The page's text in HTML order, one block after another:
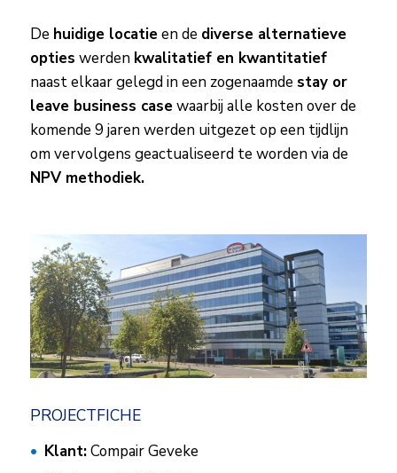
De huidige locatieen de diverse alternatieve
opties werden kwalitatief en kwantitatief
naast elkaar gelegd in een zogenaamde stay or
leave business casewaarbij alle kosten over de
komende 9 jaren werden uitgezet op een tijdlijn
om vervolgens geactualiseerd te worden via de
NPV methodiek.
PROJECTFICHE
Klant:Compair Geveke